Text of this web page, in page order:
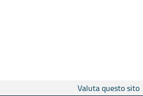
Valuta questo sito